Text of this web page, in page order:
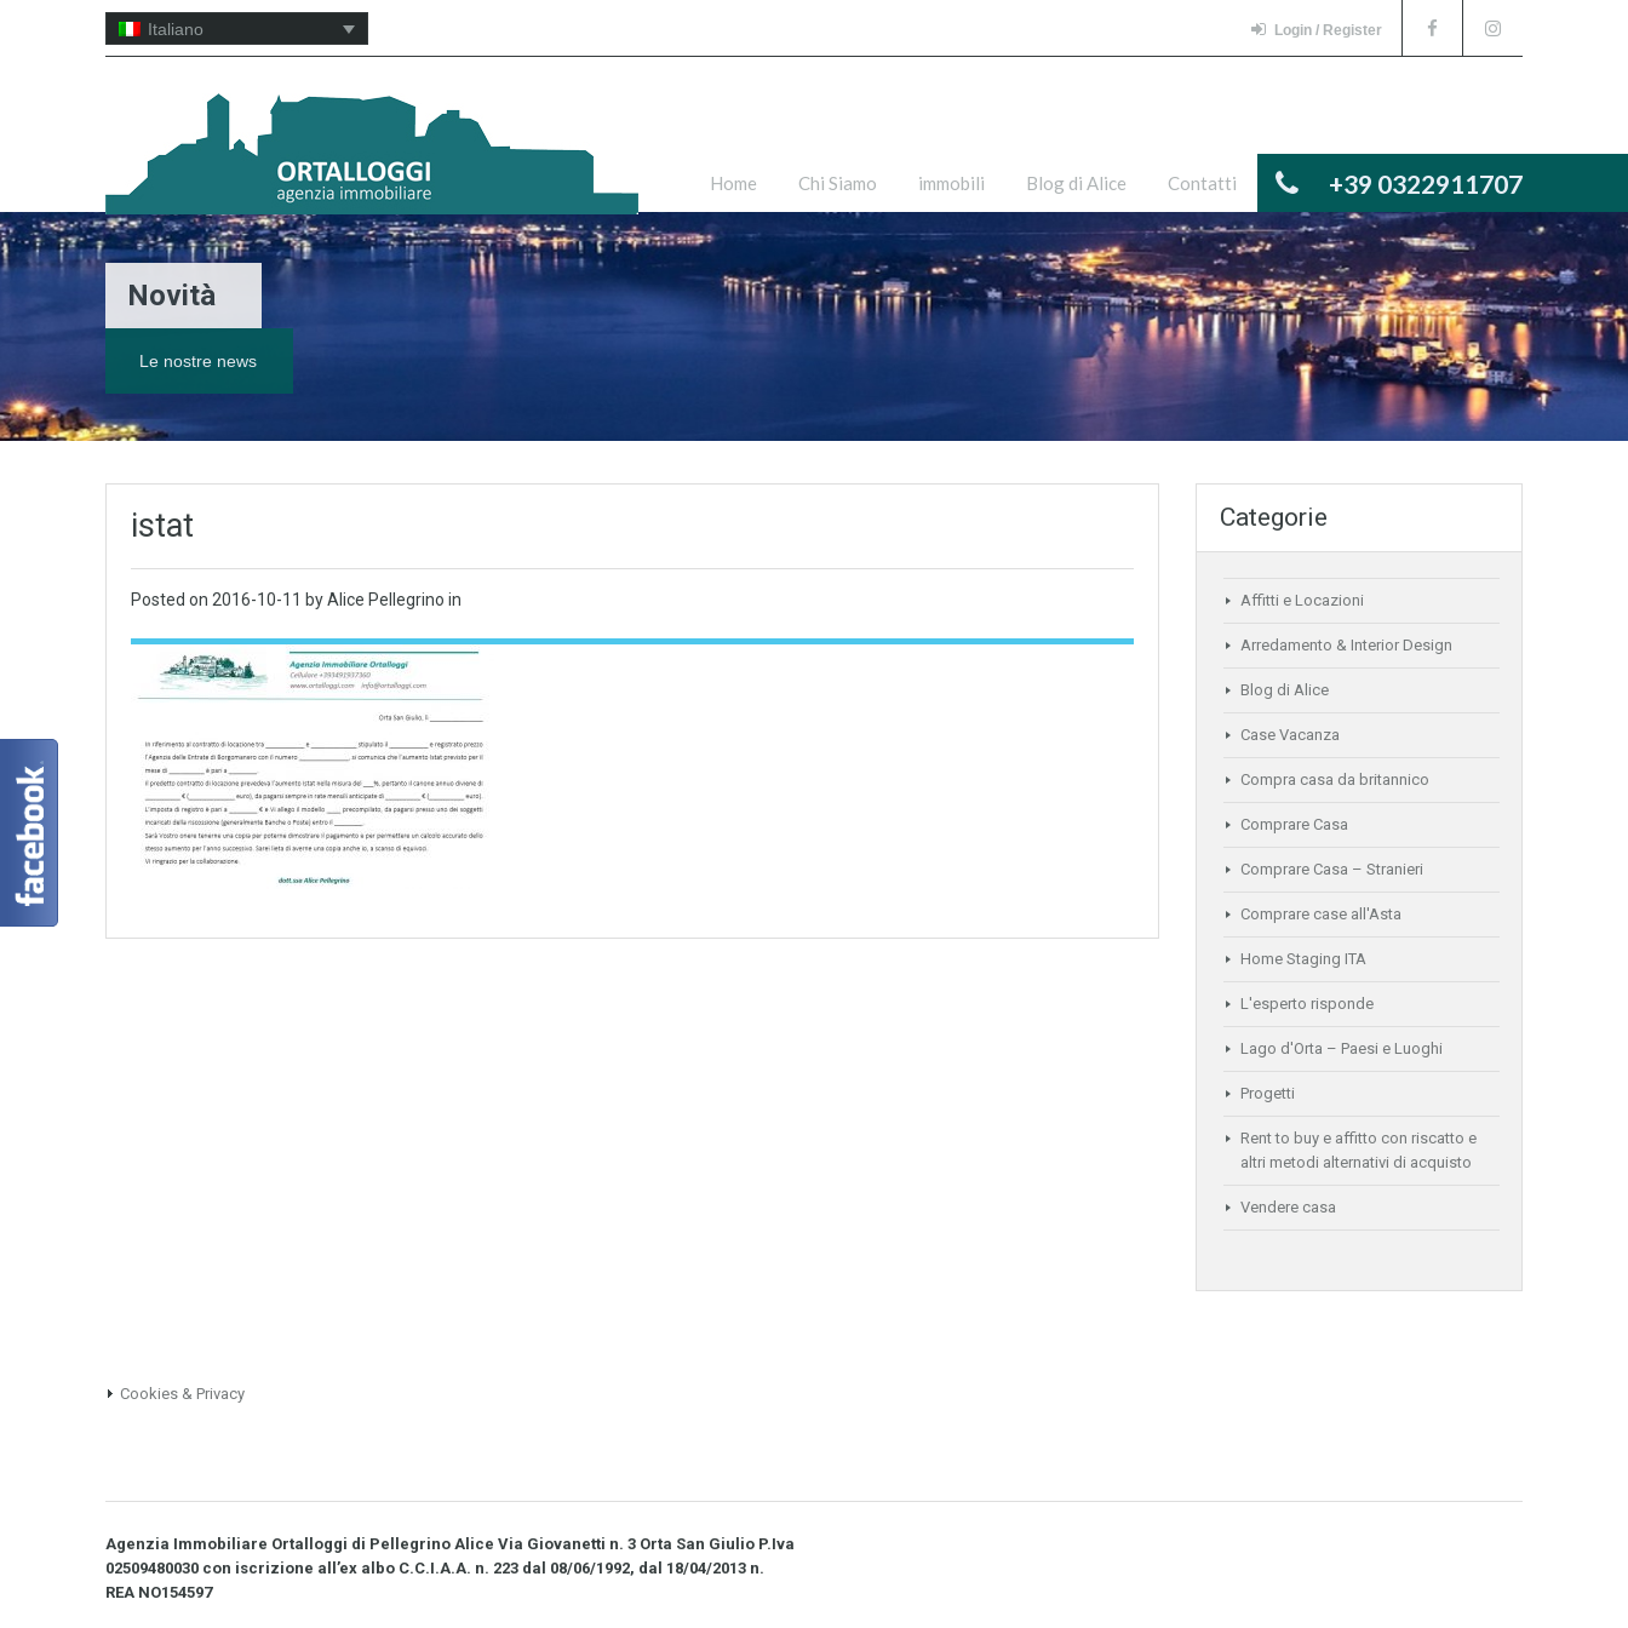
Italiano Login / Register
+39 0322911707
Home Chi Siamo immobili Blog di Alice Contatti
Novità
Le nostre news
istat
Posted on 2016-10-11 by Alice Pellegrino in
Categorie
Affitti e Locazioni
Arredamento & Interior Design
Blog di Alice
Case Vacanza
Compra casa da britannico
Comprare Casa
Comprare Casa – Stranieri
Comprare case all'Asta
Home Staging ITA
L'esperto risponde
Lago d'Orta – Paesi e Luoghi
Progetti
Rent to buy e affitto con riscatto e
altri metodi alternativi di acquisto
Vendere casa
Cookies & Privacy
Agenzia Immobiliare Ortalloggi di Pellegrino Alice Via Giovanetti n. 3 Orta San Giulio P.Iva
02509480030 con iscrizione all’ex albo C.C.I.A.A. n. 223 dal 08/06/1992, dal 18/04/2013 n.
REA NO­154597